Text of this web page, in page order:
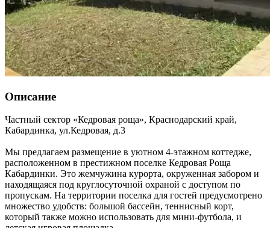
Описание
Частный сектор «Кедровая роща», Краснодарский край,
Кабардинка, ул.Кедровая, д.3
Мы предлагаем размещение в уютном 4-этажном коттедже,
расположенном в престижном поселке Кедровая Роща
Кабардинки. Это жемчужина курорта, окруженная забором и
находящаяся под круглосуточной охраной с доступом по
пропускам. На территории поселка для гостей предусмотрено
множество удобств: большой бассейн, теннисный корт,
который также можно использовать для мини-футбола, и